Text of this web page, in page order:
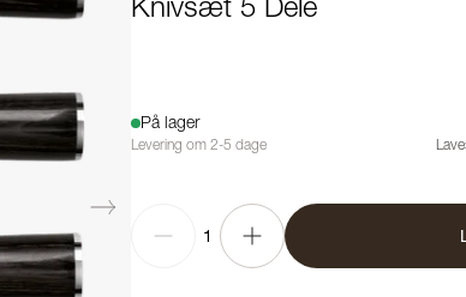
Knivsæt 5 Dele
På lager
Levering om 2-5 dage
1